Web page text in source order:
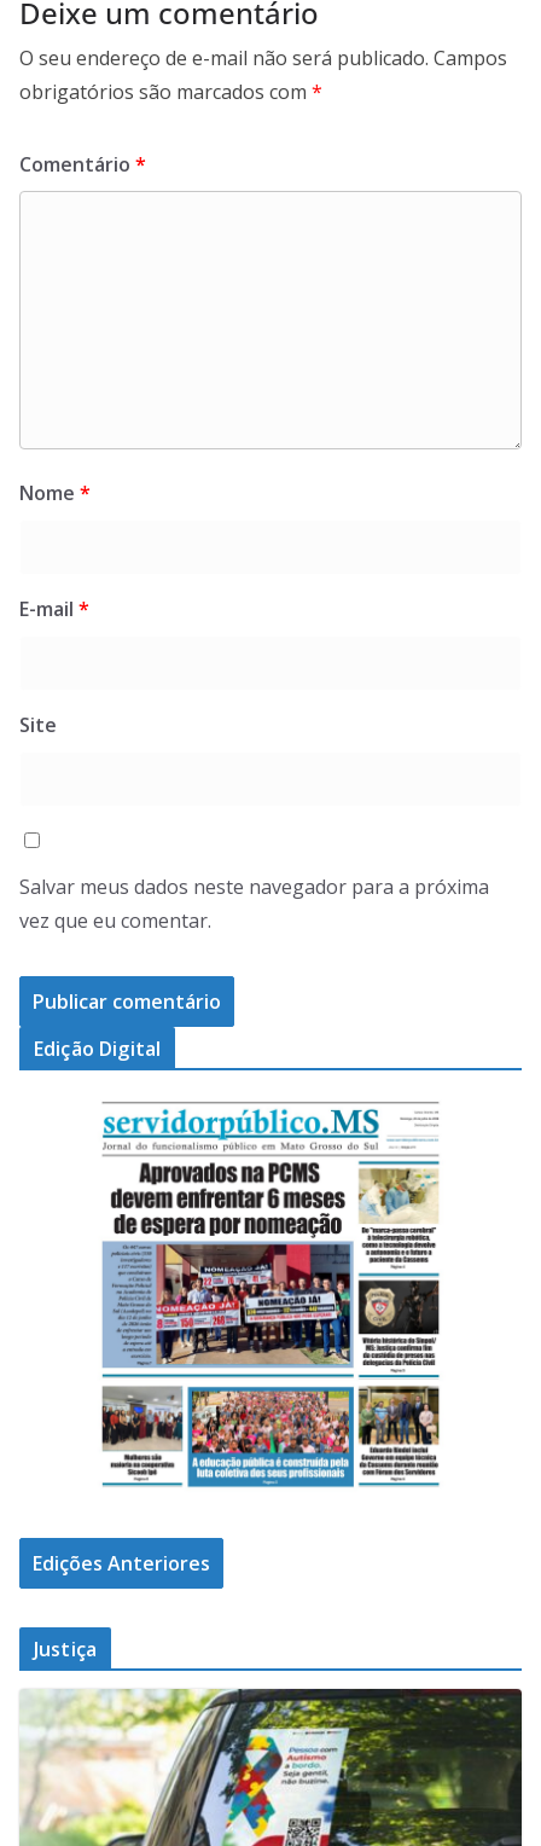
Deixe um comentário
O seu endereço de e-mail não será publicado. Campos
obrigatórios são marcados com *
Comentário *
Nome *
E-mail *
Site
Salvar meus dados neste navegador para a próxima
vez que eu comentar.
Edição Digital
Edições Anteriores
Justiça